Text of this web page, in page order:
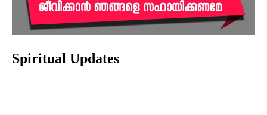
Spiritual Updates